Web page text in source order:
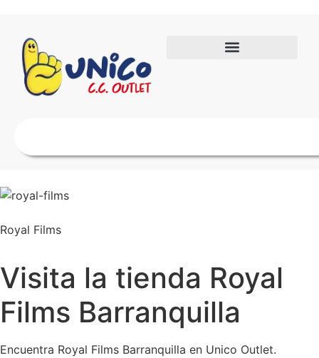
Royal Films
Visita la tienda Royal
Films Barranquilla
Encuentra Royal Films Barranquilla en Unico Outlet.